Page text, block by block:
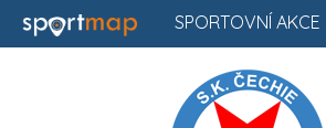
SPORTOVNÍ AKCE